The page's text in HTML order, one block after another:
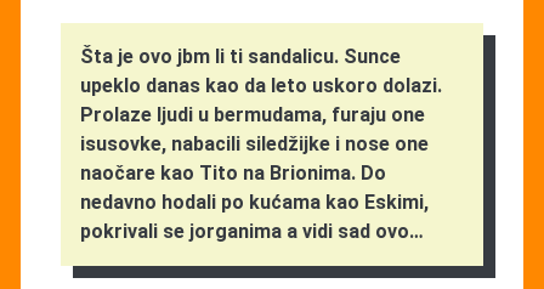
Šta je ovo jbm li ti sandalicu. Sunce
upeklo danas kao da leto uskoro dolazi.
Prolaze ljudi u bermudama, furaju one
isusovke, nabacili siledžijke i nose one
naočare kao Tito na Brionima. Do
nedavno hodali po kućama kao Eskimi,
pokrivali se jorganima a vidi sad ovo…